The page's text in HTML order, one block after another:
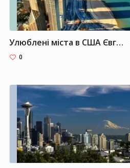
Улюблені міста в США Євгена Черняка
0